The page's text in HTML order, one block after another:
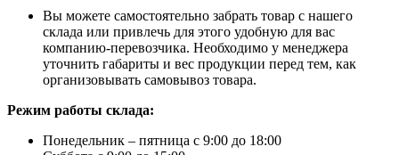
Вы можете самостоятельно забрать товар с нашего
склада или привлечь для этого удобную для вас
компанию-перевозчика. Необходимо у менеджера
уточнить габариты и вес продукции перед тем, как
организовывать самовывоз товара.
Режим работы склада:
Понедельник – пятница с 9:00 до 18:00